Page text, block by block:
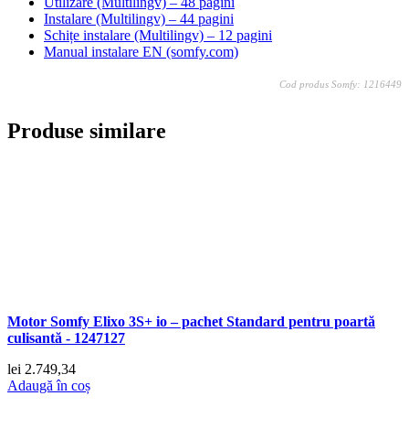
Instalare (Multilingv) – 44 pagini
Schițe instalare (Multilingv) – 12 pagini
Manual instalare EN (somfy.com)
Cod produs Somfy: 1216449
Produse similare
Motor Somfy Elixo 3S+ io – pachet Standard pentru poartă
culisantă - 1247127
lei 2.749,34
Adaugă în coș